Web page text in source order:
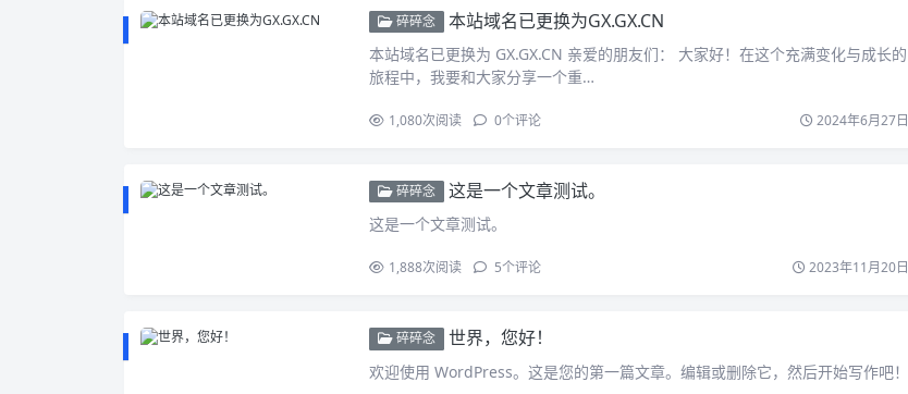
碎碎念 本站域名已更换为GX.GX.CN
本站域名已更换为 GX.GX.CN 亲爱的朋友们： 大家好！在这个充满变化与成长的
旅程中，我要和大家分享一个重…
1,080次阅读 0个评论 2024年6月27日
碎碎念 这是一个文章测试。
这是一个文章测试。
1,888次阅读 5个评论 2023年11月20日
碎碎念 世界，您好！
欢迎使用 WordPress。这是您的第一篇文章。编辑或删除它，然后开始写作吧！